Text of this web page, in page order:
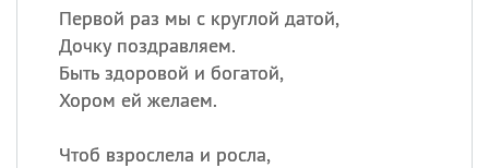
Первой раз мы с круглой датой,
Дочку поздравляем.
Быть здоровой и богатой,
Хором ей желаем.
Чтоб взрослела и росла,